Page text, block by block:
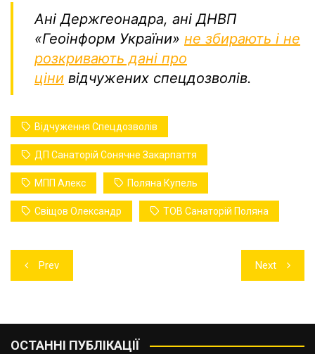
Ані Держгеонадра, ані ДНВП
«Геоінформ України» не збирають і не
розкривають дані про
ціни відчужених спецдозволів.
Відчуження Спецдозволів
ДП Санаторій Сонячне Закарпаття
МПП Алекс Поляна Купель
Свіщов Олександр ТОВ Санаторій Поляна
Навігація
записів
Prev Next
ОСТАННІ ПУБЛІКАЦІЇ